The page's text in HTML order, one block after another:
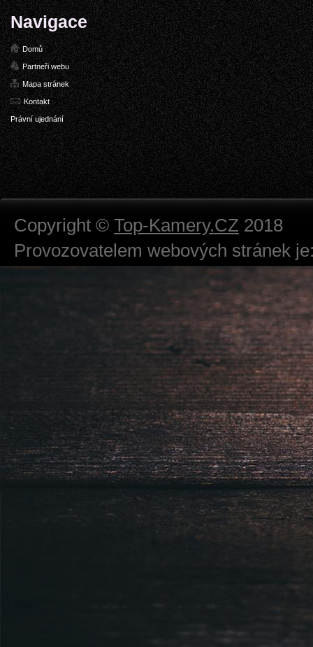
Navigace
Domů
Partneři webu
Mapa stránek
Kontakt
Právní ujednání
Copyright © Top-Kamery.CZ 2018
Provozovatelem webových stránek
Právnická osoba podnikající dle
Městský soud v Praze spisová
Sídlem: Zbraslavská 55/5a, Praha 5